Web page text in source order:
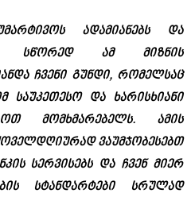
ადამიანებს და
სწორედ ამ მიზნის
ჩვენი გუნდი, რომელსაც
საუკეთესო და ხარისხიანი
მომხმარებელს. ამის
ვაუმჯობესებთ
სერვისებს და ჩვენ მიერ
სტანდარტები სრულად